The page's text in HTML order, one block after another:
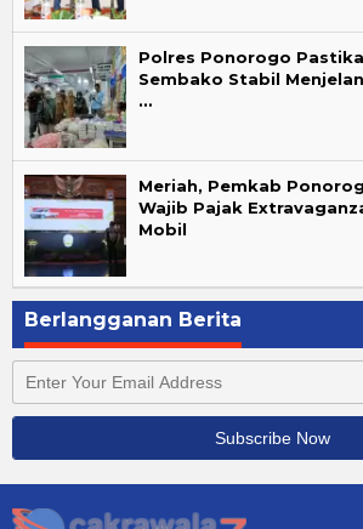
Polres Ponorogo
Sembako Stabil
…
Meriah, Pemkab
Wajib Pajak
Mobil
Berlangganan Berita